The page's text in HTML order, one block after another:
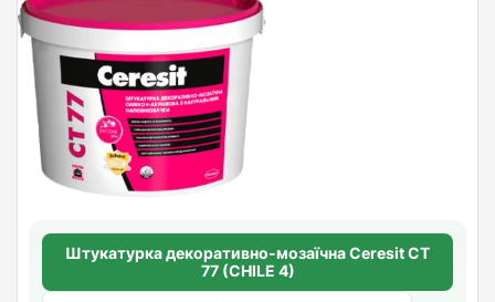
Штукатурка декоративно-мозаїчна Ceresit CT
77 (CHILE 4)